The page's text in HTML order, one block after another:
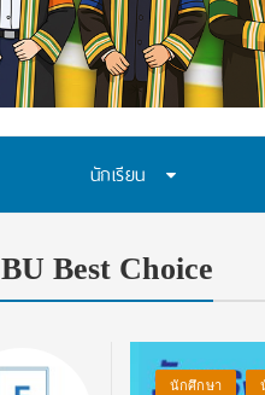
นักเรียน
BU Best Choice
นักศึกษา